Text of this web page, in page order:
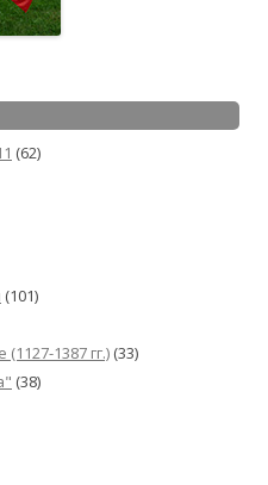
(62)
(101)
1387 гг.) (33)
(38)